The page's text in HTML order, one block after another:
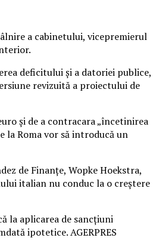
a cabinetului, vicepremierul
deficitului şi a datoriei publice,
revizuită a proiectului de
şi de a contracara „încetinirea
la Roma vor să introducă un
de Finanţe, Wopke Hoekstra,
italian nu conduc la o creştere
la aplicarea de sancţiuni
ipotetice. AGERPRES